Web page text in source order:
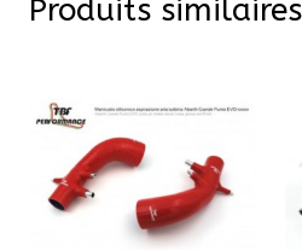
Produits similaires